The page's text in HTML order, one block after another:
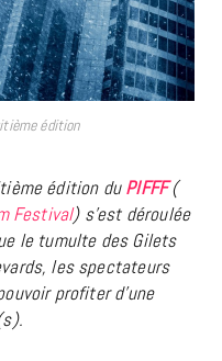
édition
édition duPIFFF (
Festival) s’est déroulée
le tumulte des Gilets
les spectateurs
profiter d’une